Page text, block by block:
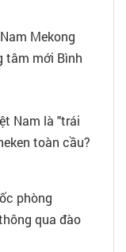
Mekong
tâm mới Bình
Nam là "trái
toàn cầu?
phòng
qua đào